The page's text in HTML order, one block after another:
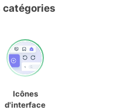
catégories
Icônes
d'interface